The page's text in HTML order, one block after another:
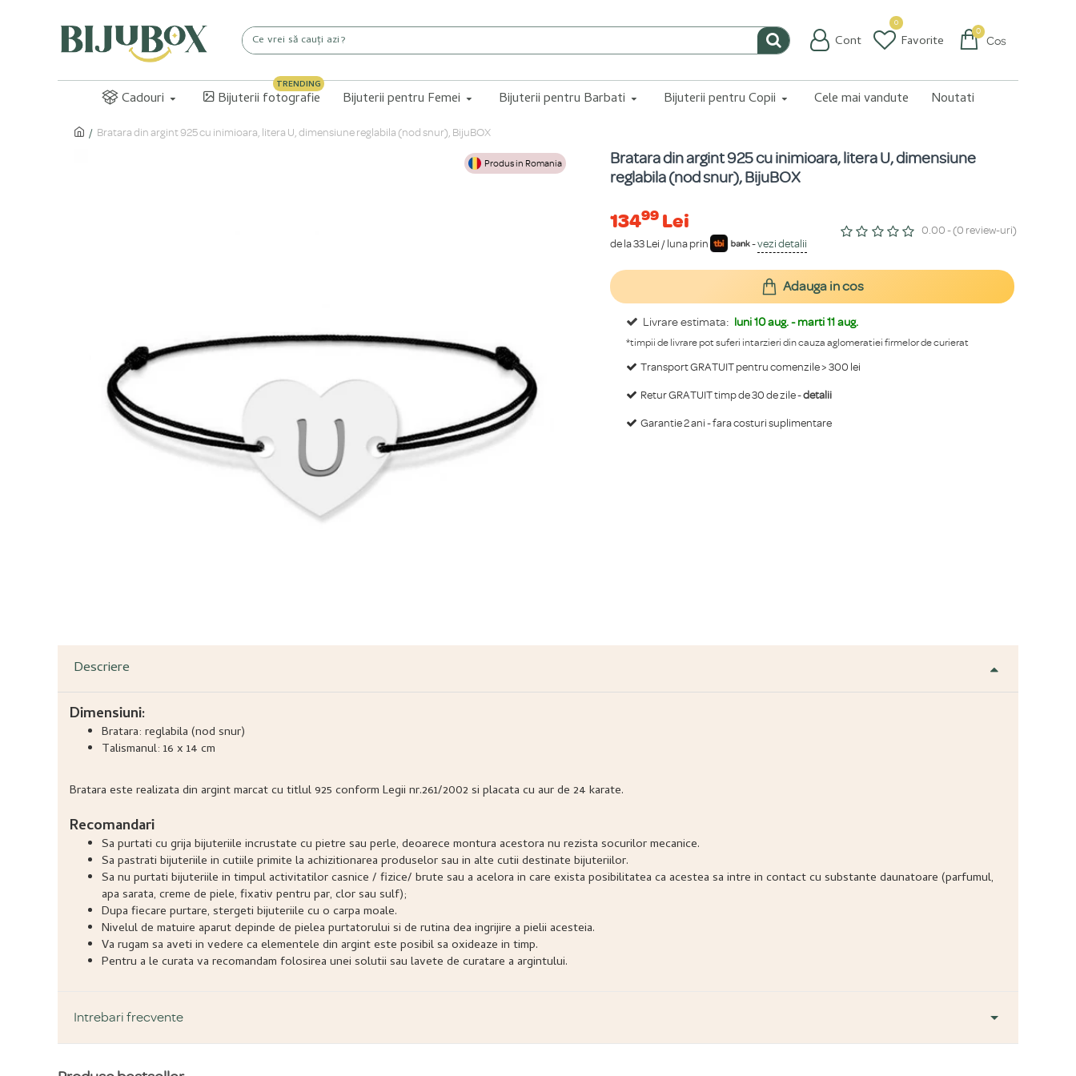
Cont Favorite
0
Coș
0
Cadouri Bijuterii fotografie
TRENDING
Bijuterii pentru Femei Bijuterii pentru Barbati Bijuterii pentru Copii Cele mai vandute Noutati
Bratara din argint 925 cu inimioara, litera U, dimensiune reglabila (nod snur), BijuBOX
Produs in Romania
Bratara din argint 925 cu inimioara, litera U, dimensiune
reglabila (nod snur), BijuBOX
13499 Lei
de la 33 Lei / luna prin -vezi detalii
0.00 - (0 review-uri)
Livrare estimata: luni 10 aug. - marti 11 aug.
*timpii de livrare pot suferi intarzieri din cauza aglomeratiei firmelor de curierat
Transport GRATUIT pentru comenzile > 300 lei
Retur GRATUIT timp de 30 de zile -detalii
Garantie 2 ani - fara costuri suplimentare
Adauga in cos
Descriere
Dimensiuni:
Bratara: reglabila (nod snur)
Talismanul: 16 x 14 cm
Bratara este realizata din argint marcat cu titlul 925 conform Legii nr.261/2002 si placata cu aur de 24 karate.
Recomandari
Sa purtati cu grija bijuteriile incrustate cu pietre sau perle, deoarece montura acestora nu rezista socurilor mecanice.
Sa pastrati bijuteriile in cutiile primite la achizitionarea produselor sau in alte cutii destinate bijuteriilor.
Sa nu purtati bijuteriile in timpul activitatilor casnice / fizice/ brute sau a acelora in care exista posibilitatea ca acestea sa intre in contact cu substante daunatoare (parfumul,
apa sarata, creme de piele, fixativ pentru par, clor sau sulf);
Dupa fiecare purtare, stergeti bijuteriile cu o carpa moale.
Nivelul de matuire aparut depinde de pielea purtatorului si de rutina dea ingrijire a pielii acesteia.
Va rugam sa aveti in vedere ca elementele din argint este posibil sa oxideaze in timp.
Pentru a le curata va recomandam folosirea unei solutii sau lavete de curatare a argintului.
Intrebari frecvente